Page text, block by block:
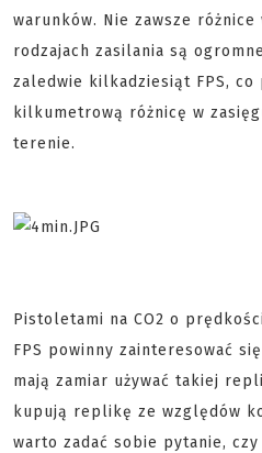
warunków. Nie zawsze różnice
rodzajach zasilania są
zaledwie kilkadziesiąt FPS, co
kilkumetrową różnicę w
terenie.
Pistoletami na CO2 o
FPS powinny zainteresować
mają zamiar używać takiej
kupują replikę ze względów
warto zadać sobie pytanie,